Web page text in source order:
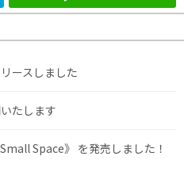
ースしました
たします
Space》 を発売しました！